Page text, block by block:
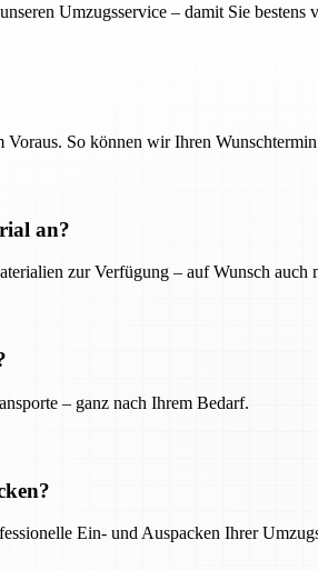
Umzugsservice – damit Sie bestens
So können wir Ihren
an?
zur Verfügung – auf Wunsch auch
– ganz nach Ihrem Bedarf.
Ein- und Auspacken Ihrer